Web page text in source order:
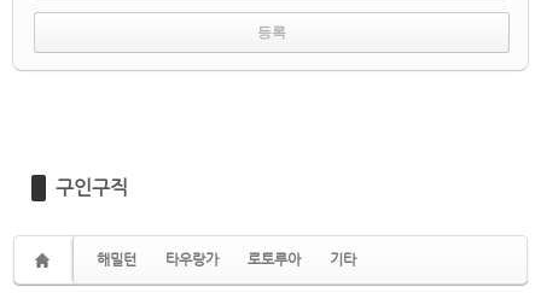
구인구직
해밀턴 타우랑가 로토루아 기타